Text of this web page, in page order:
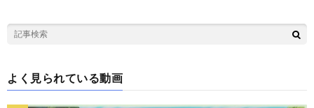
よく見られている動画